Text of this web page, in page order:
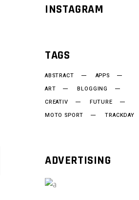
INSTAGRAM
TAGS
ABSTRACT
APPS
ART
BLOGGING
CREATIV
FUTURE
MOTO SPORT
TRACKDAY
ADVERTISING